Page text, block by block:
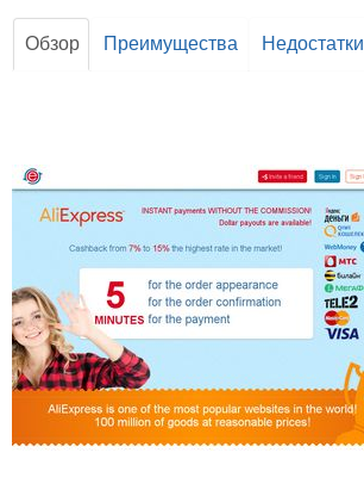
Обзор Преимущества Недостатки